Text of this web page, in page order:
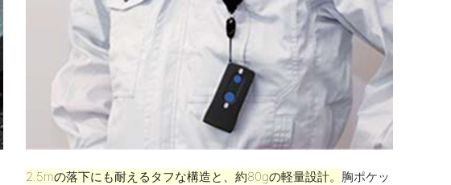
2.5mの落下にも耐えるタフな構造と、約80gの軽量設計。 胸ポケッ